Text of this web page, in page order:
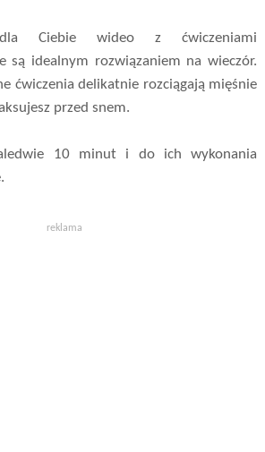
dla Ciebie wideo z ćwiczeniami
są idealnym rozwiązaniem na wieczór.
ćwiczenia delikatnie rozciągają mięśnie
przed snem.
10 minut i do ich wykonania
reklama